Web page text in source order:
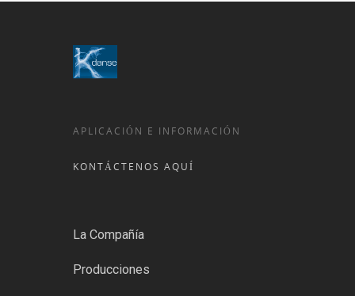
APLICACIÓN E INFORMACIÓN
KONTÁCTENOS AQUÍ
La Compañía
Producciones